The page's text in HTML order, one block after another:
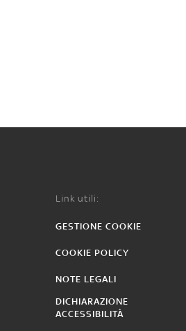
Link utili:
GESTIONE COOKIE
COOKIE POLICY
NOTE LEGALI
DICHIARAZIONE
ACCESSIBILITÀ